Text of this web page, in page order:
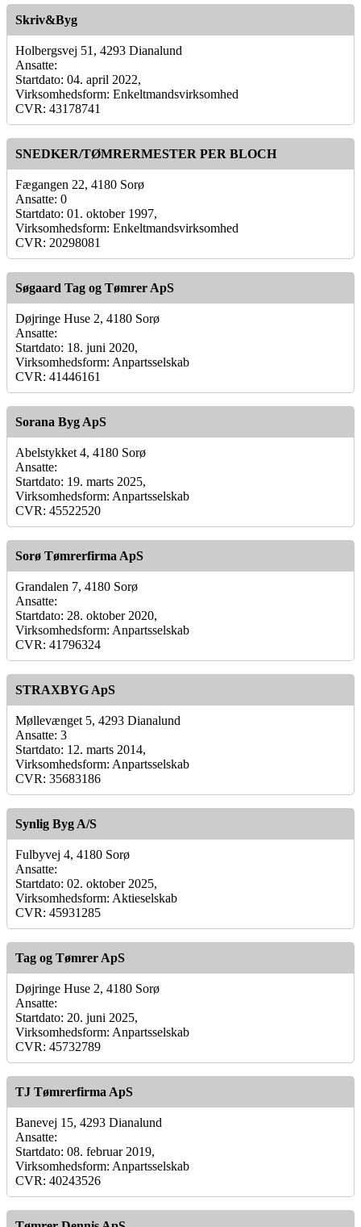
Skriv&Byg
Holbergsvej 51, 4293 Dianalund
Ansatte:
Startdato: 04. april 2022,
Virksomhedsform: Enkeltmandsvirksomhed
CVR: 43178741
SNEDKER/TØMRERMESTER PER BLOCH
Fægangen 22, 4180 Sorø
Ansatte: 0
Startdato: 01. oktober 1997,
Virksomhedsform: Enkeltmandsvirksomhed
CVR: 20298081
Søgaard Tag og Tømrer ApS
Døjringe Huse 2, 4180 Sorø
Ansatte:
Startdato: 18. juni 2020,
Virksomhedsform: Anpartsselskab
CVR: 41446161
Sorana Byg ApS
Abelstykket 4, 4180 Sorø
Ansatte:
Startdato: 19. marts 2025,
Virksomhedsform: Anpartsselskab
CVR: 45522520
Sorø Tømrerfirma ApS
Grandalen 7, 4180 Sorø
Ansatte:
Startdato: 28. oktober 2020,
Virksomhedsform: Anpartsselskab
CVR: 41796324
STRAXBYG ApS
Møllevænget 5, 4293 Dianalund
Ansatte: 3
Startdato: 12. marts 2014,
Virksomhedsform: Anpartsselskab
CVR: 35683186
Synlig Byg A/S
Fulbyvej 4, 4180 Sorø
Ansatte:
Startdato: 02. oktober 2025,
Virksomhedsform: Aktieselskab
CVR: 45931285
Tag og Tømrer ApS
Døjringe Huse 2, 4180 Sorø
Ansatte:
Startdato: 20. juni 2025,
Virksomhedsform: Anpartsselskab
CVR: 45732789
TJ Tømrerfirma ApS
Banevej 15, 4293 Dianalund
Ansatte:
Startdato: 08. februar 2019,
Virksomhedsform: Anpartsselskab
CVR: 40243526